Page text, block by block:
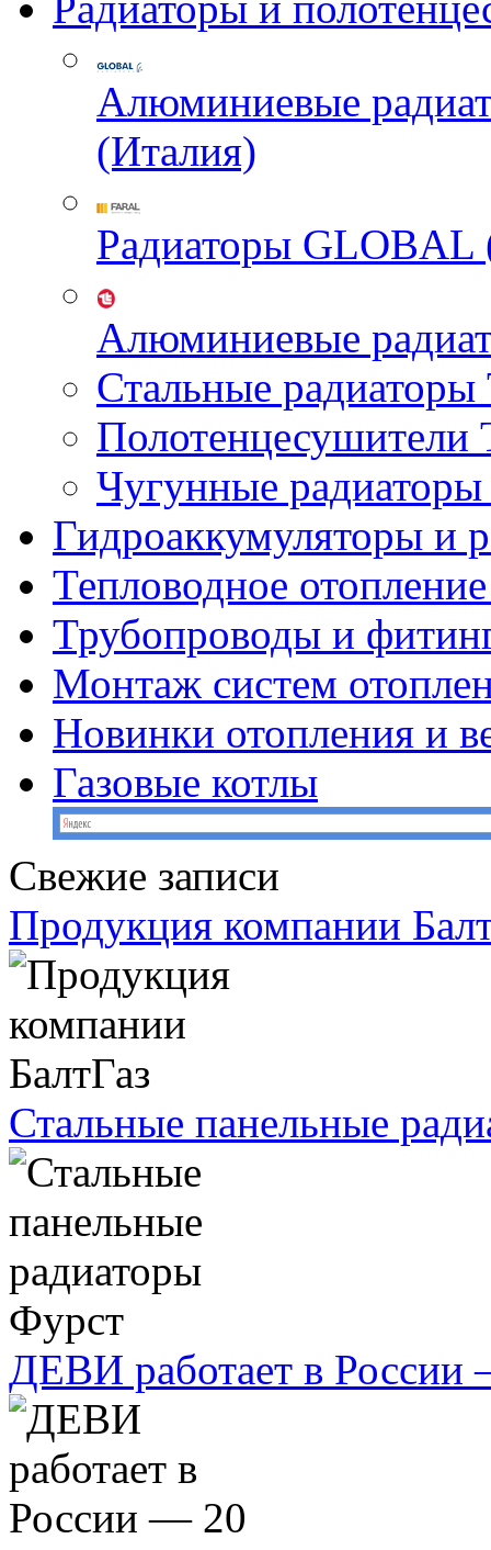
Алюминиевые
(Италия)
Радиаторы GLOBAL
Алюминиевые
Стальные
Чугунные
Гидроаккумуляторы и
Тепловодное
Трубопроводы и
Монтаж систем
Новинки отопления и
Газовые котлы
Свежие записи
Продукция компании
Стальные панельные
ДЕВИ работает в России